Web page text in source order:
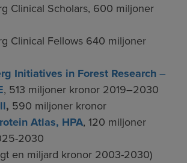
Clinical Scholars, 600 miljoner
Clinical Fellows 640 miljoner
Initiatives in Forest Research–
, 513 miljoner kronor 2019–2030
, 590 miljoner kronor
Atlas, HPA, 120 miljoner
2030
en miljard kronor 2003-2030)